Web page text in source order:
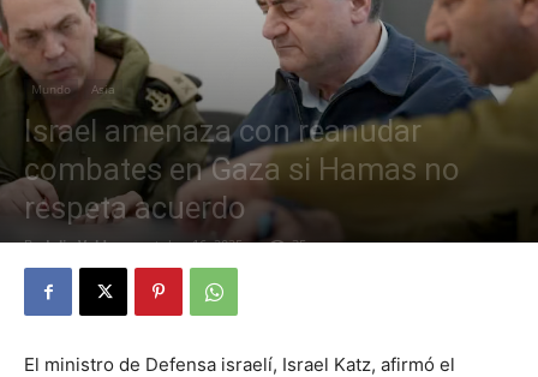
Mundo Asia
Israel amenaza con reanudar
combates en Gaza si Hamas no
respeta acuerdo
By Julio Valdez - octubre 16, 2025 35
El ministro de Defensa israelí, Israel Katz, afirmó el